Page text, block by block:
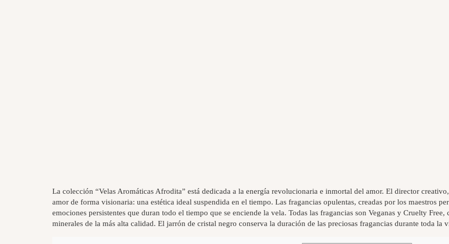
La colección “Velas Aromáticas Afrodita” está dedicada a la energía revolucionaria e inmortal del amor. El director
amor de forma visionaria: una estética ideal suspendida en el tiempo. Las fragancias opulentas, creadas por los maestros
emociones persistentes que duran todo el tiempo que se enciende la vela. Todas las fragancias son Veganas y Cruelty
minerales de la más alta calidad. El jarrón de cristal negro conserva la duración de las preciosas fragancias durante toda la